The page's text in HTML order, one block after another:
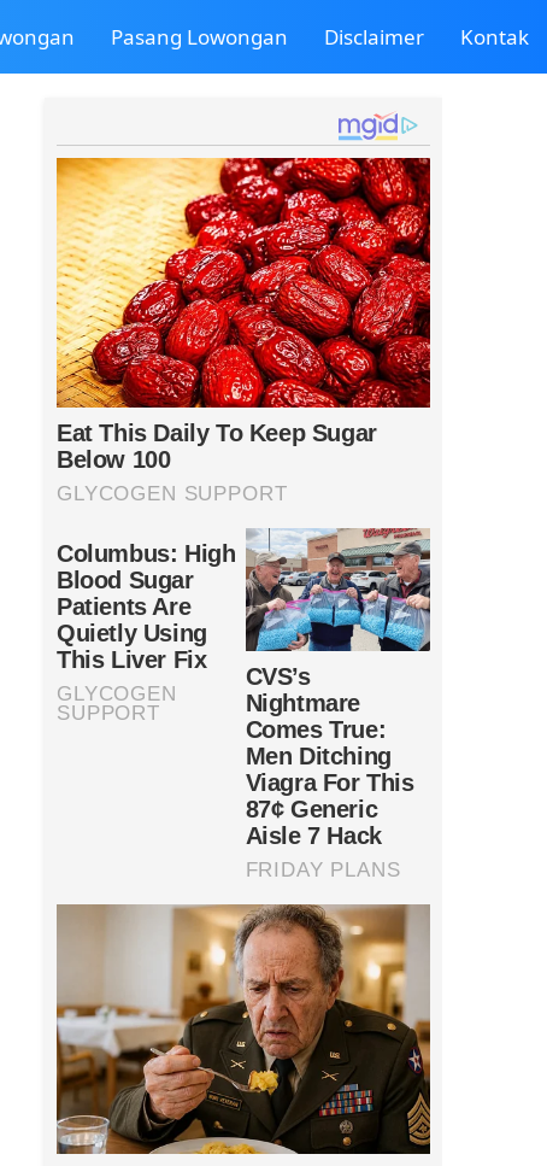
Pasang Lowongan Disclaimer Kontak